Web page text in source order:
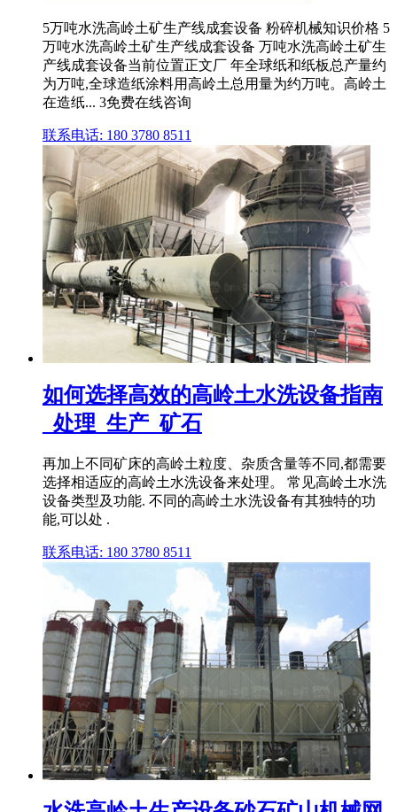
5万吨水洗高岭土矿生产线成套设备 粉碎机械知识价格 5
万吨水洗高岭土矿生产线成套设备 万吨水洗高岭土矿生
产线成套设备当前位置正文厂 年全球纸和纸板总产量约
为万吨,全球造纸涂料用高岭土总用量为约万吨。高岭土
在造纸... 3免费在线咨询
联系电话: 180 3780 8511
如何选择高效的高岭土水洗设备指南
_处理_生产_矿石
再加上不同矿床的高岭土粒度、杂质含量等不同,都需要
选择相适应的高岭土水洗设备来处理。 常见高岭土水洗
设备类型及功能. 不同的高岭土水洗设备有其独特的功
能,可以处 .
联系电话: 180 3780 8511